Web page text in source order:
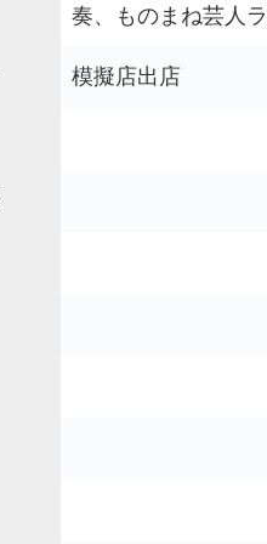
奏、ものまね芸人
模擬店出店